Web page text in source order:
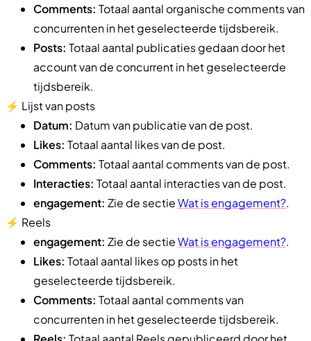
Comments: Totaal aantal organische comments van
concurrenten in het geselecteerde tijdsbereik.
Posts: Totaal aantal publicaties gedaan door het
account van de concurrent in het geselecteerde
tijdsbereik.
⚡️ Lijst van posts
Datum: Datum van publicatie van de post.
Likes: Totaal aantal likes van de post.
Comments: Totaal aantal comments van de post.
Interacties: Totaal aantal interacties van de post.
engagement: Zie de sectieWat is engagement?.
⚡️ Reels
engagement: Zie de sectieWat is engagement?.
Likes: Totaal aantal likes op posts in het
geselecteerde tijdsbereik.
Comments: Totaal aantal comments van
concurrenten in het geselecteerde tijdsbereik.